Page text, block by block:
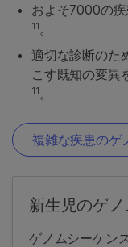
およそ7000の
11 。
適切な診断のた
こす既知の変異
11 。
複雑な疾患のゲ
新生児のゲ
ゲノムシーケン